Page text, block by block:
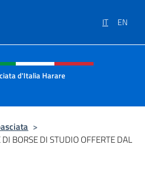
IT EN
social e menù
d'Italia Harare
>
BORSE DI STUDIO OFFERTE DAL